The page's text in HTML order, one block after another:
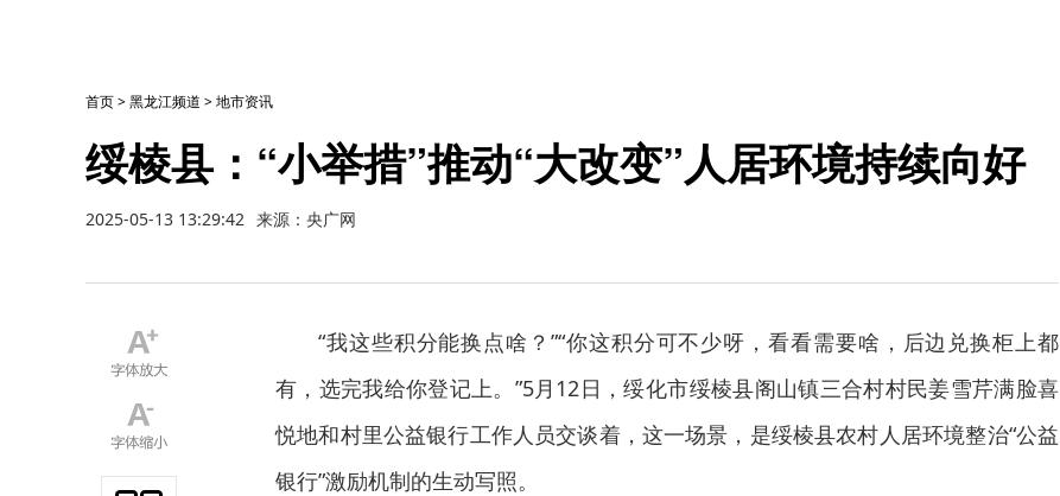
首页>黑龙江频道 >地市资讯
绥棱县：“小举措”推动“大改变”人居环境持续向好
2025-05-13 13:29:42 来源：央广网
“我这些积分能换点啥？”“你这积分可不少呀，看看需要啥，后边兑换柜上都
有，选完我给你登记上。”5月12日，绥化市绥棱县阁山镇三合村村民姜雪芹满脸喜
悦地和村里公益银行工作人员交谈着，这一场景，是绥棱县农村人居环境整治“公益
银行”激励机制的生动写照。